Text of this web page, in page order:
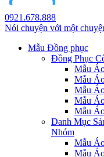
0921.678.888
Nói chuyện với một
Mẫu Đồng phục
Đồng Phục
Mẫu
Mẫu
Mẫu
Mẫu
Mẫu
Danh Mục
Nhóm
Mẫu
Mẫu